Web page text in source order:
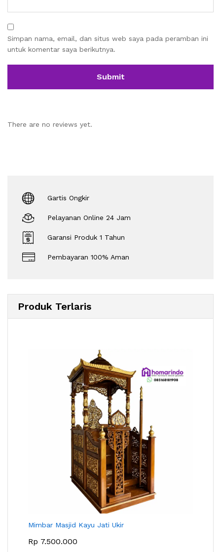
Simpan nama, email, dan situs web saya pada peramban ini
untuk komentar saya berikutnya.
There are no reviews yet.
Gartis Ongkir
Pelayanan Online 24 Jam
Garansi Produk 1 Tahun
Pembayaran 100% Aman
Produk Terlaris
Mimbar Masjid Kayu Jati Ukir
Rp 7.500.000